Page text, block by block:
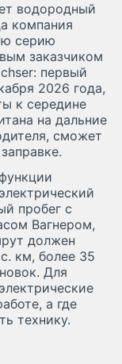
водородный
компания
серию
заказчиком
первый
2026 года,
к середине
на дальние
сможет
пробег с
Вагнером,
должен
км, более 35
Для
а где
технику.